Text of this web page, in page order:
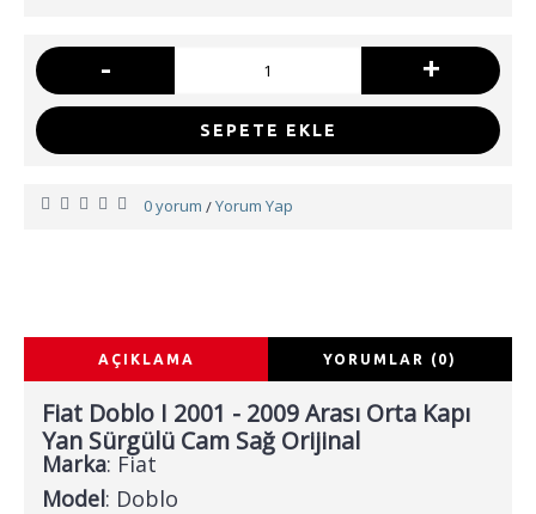
- +
SEPETE EKLE
0 yorum /Yorum Yap
AÇIKLAMA YORUMLAR (0)
Fiat Doblo I 2001 - 2009 Arası Orta Kapı
Yan Sürgülü Cam Sağ Orijinal
Marka: Fiat
Model: Doblo